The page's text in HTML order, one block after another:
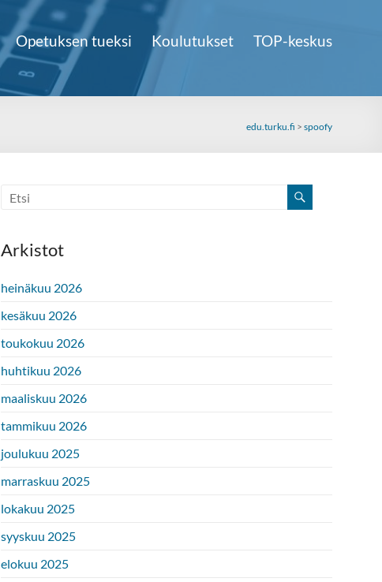
Opetuksen tueksi Koulutukset TOP-keskus
edu.turku.fi > spoofy
Arkistot
heinäkuu 2026
kesäkuu 2026
toukokuu 2026
huhtikuu 2026
maaliskuu 2026
tammikuu 2026
joulukuu 2025
marraskuu 2025
lokakuu 2025
syyskuu 2025
elokuu 2025